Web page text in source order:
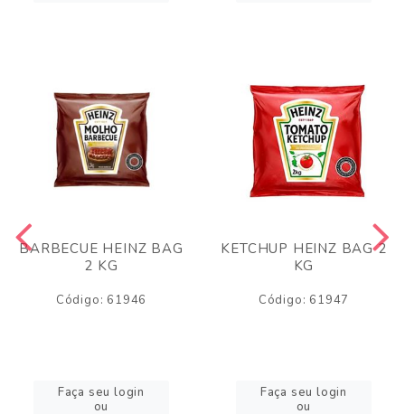
BARBECUE HEINZ BAG
2 KG
Código: 61946
Faça seu login
ou
KETCHUP HEINZ BAG 2
KG
Código: 61947
Faça seu login
ou